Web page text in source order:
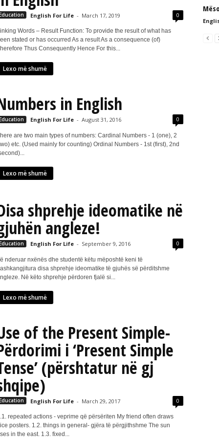
English For Life - March 17, 2019 0
Words – Result Function: To provide the result of what has
stated or has occurred As a result As a consequence (of)
Thus Consequently Hence For this...
Lexo më shumë
in English
English For Life - August 31, 2016 0
are two main types of numbers: Cardinal Numbers - 1 (one), 2
etc. (Used mainly for counting) Ordinal Numbers - 1st (first), 2nd
Lexo më shumë
shprehje ideomatike në
angleze!
English For Life - September 9, 2016 0
nderuar nxënës dhe studentë këtu mëposhtë keni të
disa shprehje ideomatike të gjuhës së përditshme
Në këto shprehje përdoren fjalë si...
Lexo më shumë
of the Present Simple-
i ‘Present Simple
(përshtatur në gj
English For Life - March 29, 2017 0
repeated actions - veprime që përsëriten My friend often draws
posters. 1.2. things in general- gjëra të përgjithshme The sun
in the east. 1.3. fixed...